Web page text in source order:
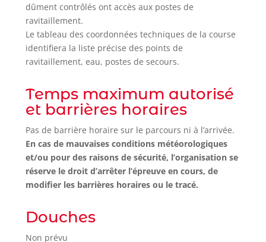
dûment contrôlés ont accès aux postes de
ravitaillement.
Le tableau des coordonnées techniques de la course
identifiera la liste précise des points de
ravitaillement, eau, postes de secours.
Temps maximum autorisé
et barrières horaires
Pas de barrière horaire sur le parcours ni à l’arrivée.
En cas de mauvaises conditions météorologiques
et/ou pour des raisons de sécurité, l’organisation se
réserve le droit d’arrêter l’épreuve en cours, de
modifier les barrières horaires ou le tracé.
Douches
Non prévu